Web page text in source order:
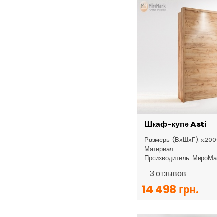
Шкаф-купе Asti
Размеры (ВхШхГ):
Материал:
Производитель:
3 отзывов
14 498 грн.